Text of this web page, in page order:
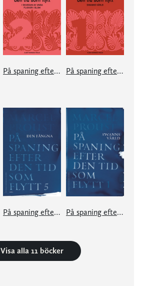
På spaning efter den tid som flytt. 2 På spaning efter den tid som flytt. 1
På spaning efter den tid som flytt. V På spaning efter den tid som flytt. I
Visa alla 11 böcker